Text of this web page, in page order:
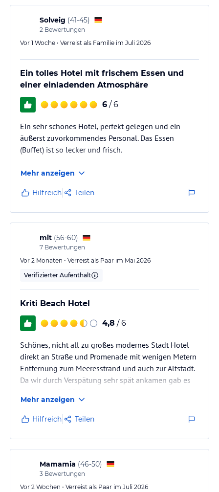
Hinweis: Allgemeine und unverbindliche
Hoteliers-/Veranstalter-/Kataloginformationen. Alle Angaben
lies vor der Buchung die verbindlichen Angebotsdetails
Solveig (41-45)
2 Bewertungen
Vor 1 Woche • Verreist als Familie im Juli 2026
Ein tolles Hotel mit frischem Essen und
einer einladenden Atmosphäre
6 / 6
Ein sehr schönes Hotel, perfekt gelegen und ein
äußerst zuvorkommendes Personal. Das Essen
(Buffet) ist so lecker und frisch.
Mehr anzeigen
Hilfreich Teilen
mit (56-60)
7 Bewertungen
Vor 2 Monaten • Verreist als Paar im Mai 2026
Verifizierter Aufenthalt
Kriti Beach Hotel
4,8 / 6
Schönes, nicht all zu großes modernes Stadt Hotel
direkt an Straße und Promenade mit wenigen Metern
Entfernung zum Meeresstrand und auch zur Altstadt.
Da wir durch Verspätung sehr spät ankamen gab es
vorbereitetes Essen für uns. Das Personal ist wirklich
freundlich und hilfsbereit. Es wird sogar ein wenig
deutsch gesprochen. Am Strand sind sehr viele
Möglichkeiten für Wassersport aller Art vorhanden
und die Liegen und der Sonnenschirm dazu sind
umsonst am Bereich der für das…
Mehr anzeigen
Hilfreich Teilen
Mamamia (46-50)
3 Bewertungen
Vor 2 Wochen • Verreist als Paar im Juli 2026